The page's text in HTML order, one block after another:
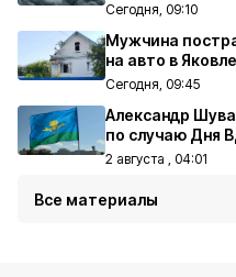
Сегодня, 09:10
Мужчина
на авто в
Сегодня, 09:45
Александр
по случаю Дня
2 августа , 04:01
Все материалы